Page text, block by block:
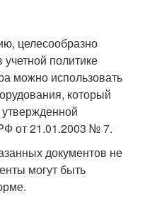
целесообразно
политике
можно использовать
который
от 21.01.2003 № 7.
документов не
могут быть